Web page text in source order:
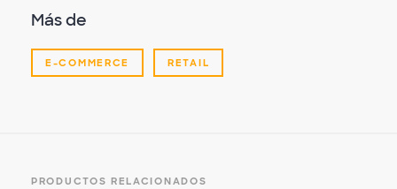
Más de
E-COMMERCE RETAIL
PRODUCTOS RELACIONADOS